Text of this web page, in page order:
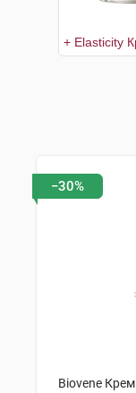
−30%
Biovene